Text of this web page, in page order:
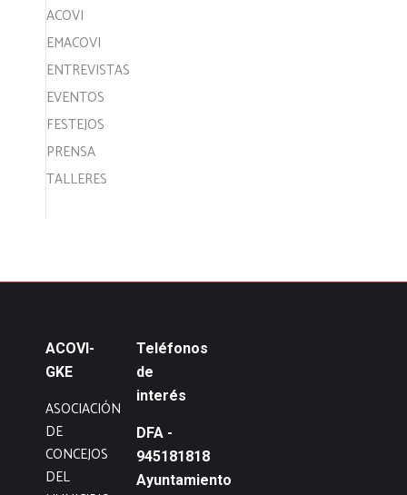
ACOVI
EMACOVI
ENTREVISTAS
EVENTOS
FESTEJOS
PRENSA
TALLERES
ACOVI-
GKE
ASOCIACIÓN
DE
CONCEJOS
DEL
Teléfonos
de
interés
DFA -
945181818
Ayuntamiento